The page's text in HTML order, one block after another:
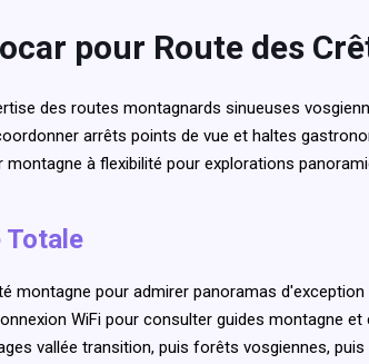
pour Route des
des routes montagnards sinueuses
arrêts points de vue et haltes
à flexibilité pour explorations
Totale
pour admirer panoramas d'exception
WiFi pour consulter guides montagne et
vallée transition, puis forêts vosgiennes,